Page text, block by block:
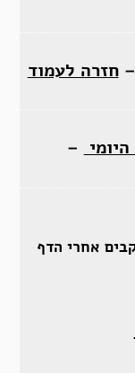
–חזרה לעמוד
–
אחרי הדף